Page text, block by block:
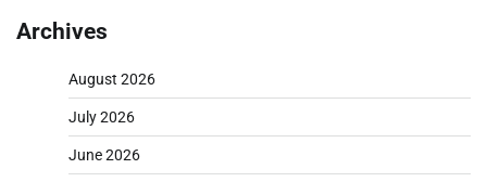
Archives
August 2026
July 2026
June 2026